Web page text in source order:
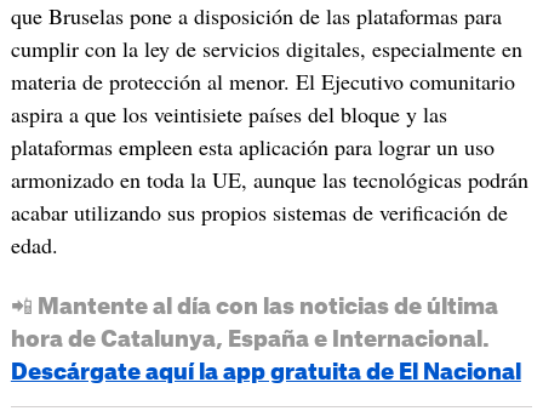
que Bruselas pone a disposición de las plataformas para
cumplir con la ley de servicios digitales, especialmente en
materia de protección al menor. El Ejecutivo comunitario
aspira a que los veintisiete países del bloque y las
plataformas empleen esta aplicación para lograr un uso
armonizado en toda la UE, aunque las tecnológicas podrán
acabar utilizando sus propios sistemas de verificación de
edad.
📲 Mantente al día con las noticias de última
hora de Catalunya, España e Internacional.
Descárgate aquí la app gratuita de El Nacional